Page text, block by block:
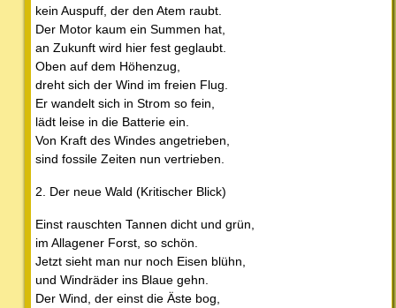
kein Auspuff, der den Atem raubt.
Der Motor kaum ein Summen hat,
an Zukunft wird hier fest geglaubt.
Oben auf dem Höhenzug,
dreht sich der Wind im freien Flug.
Er wandelt sich in Strom so fein,
lädt leise in die Batterie ein.
Von Kraft des Windes angetrieben,
sind fossile Zeiten nun vertrieben.
2. Der neue Wald (Kritischer Blick)
Einst rauschten Tannen dicht und grün,
im Allagener Forst, so schön.
Jetzt sieht man nur noch Eisen blühn,
und Windräder ins Blaue gehn.
Der Wind, der einst die Äste bog,